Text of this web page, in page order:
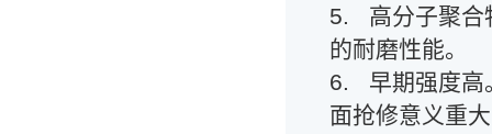
5. 高分子聚合
的耐磨性能。
6. 早期强度高
面抢修意义重